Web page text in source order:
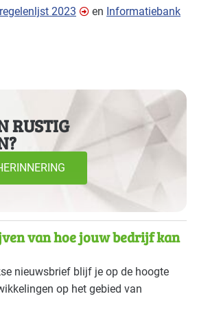
2023 en Informatiebank
RUSTIG
van hoe jouw bedrijf kan
nieuwsbrief blijf je op de hoogte
op het gebied van